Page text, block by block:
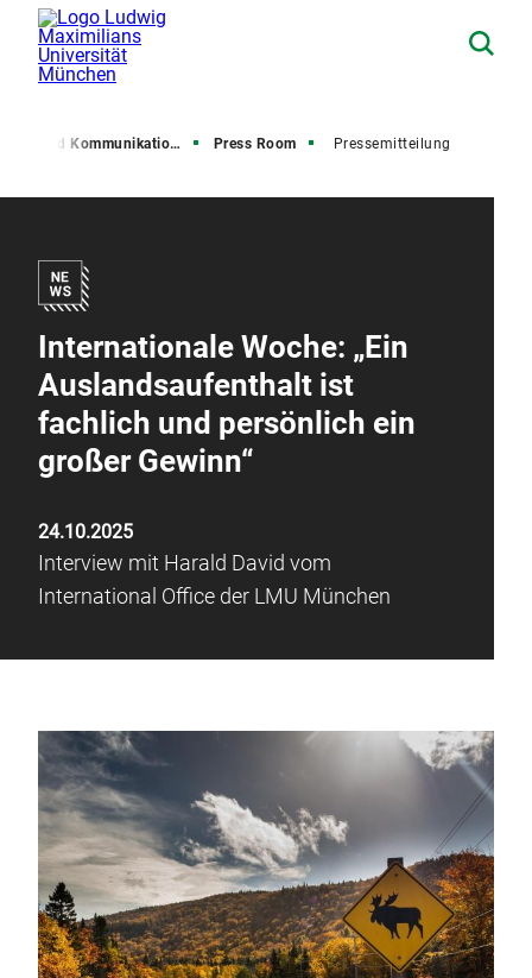
und Kommunikation (PuK) Press Room Pressemitteilung
Internationale Woche: „Ein
Auslandsaufenthalt ist
fachlich und persönlich ein
großer Gewinn“
24.10.2025
Interview mit Harald David vom
International Office der LMU München